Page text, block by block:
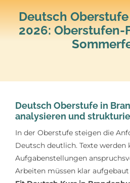
Anmeldung und Ablauf
Lern-Material
Lerntipps
Deutsch
2026: Oberstufen-
Deutsch Oberstufe in
analysieren und
In der Oberstufe steigen die
Deutsch deutlich. Texte werden
Aufgabenstellungen
Arbeiten müssen klar aufgebaut